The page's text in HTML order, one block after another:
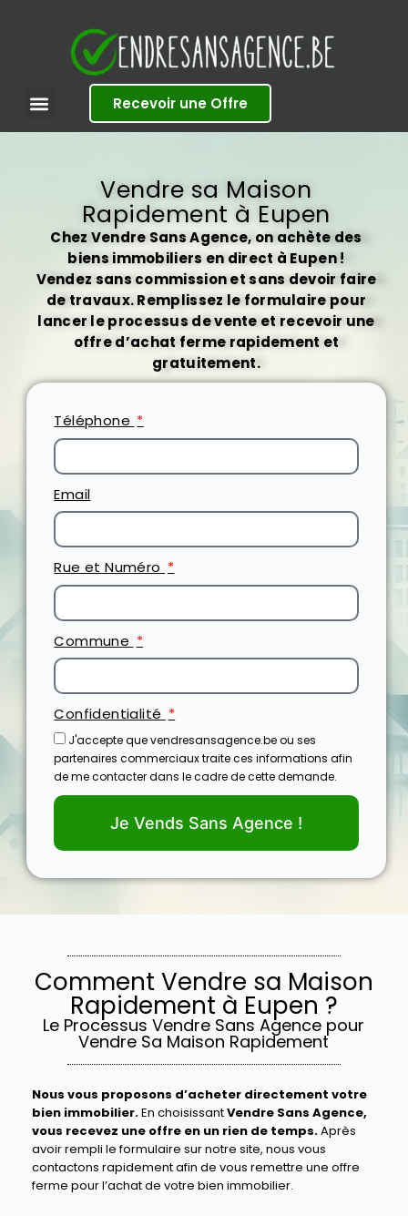
Recevoir une Offre
Vendre sa Maison
Rapidement à Eupen
Chez Vendre Sans Agence, on achète des
biens immobiliers en direct à Eupen !
Vendez sans commission et sans devoir faire
de travaux. Remplissez le formulaire pour
lancer le processus de vente et recevoir une
offre d’achat ferme rapidement et
gratuitement.
Téléphone
Email
Rue et Numéro
Commune
Confidentialité
J'accepte que vendresansagence.be ou ses
partenaires commerciaux traite ces informations afin
de me contacter dans le cadre de cette demande.
Je Vends Sans Agence !
Comment Vendre sa Maison
Rapidement à Eupen ?
Le Processus Vendre Sans Agence pour
Vendre Sa Maison Rapidement
Nous vous proposons d’acheter directement votre
bien immobilier.En choisissantVendre Sans Agence,
vous recevez une offre en un rien de temps.Après
avoir rempli le formulaire sur notre site, nous vous
contactons rapidement afin de vous remettre une offre
ferme pour l’achat de votre bien immobilier.